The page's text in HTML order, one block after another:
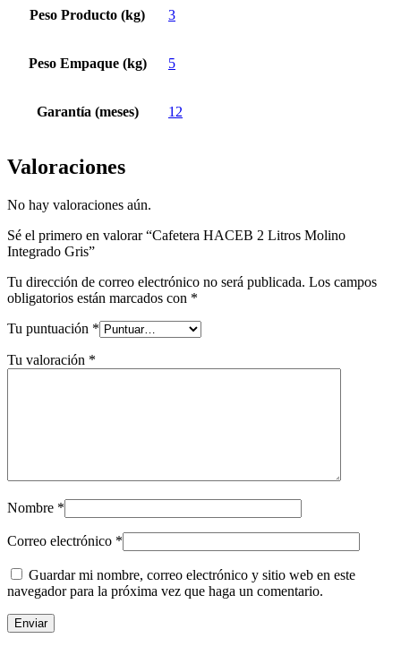
Peso Producto (kg) 3
Peso Empaque (kg) 5
Garantía (meses) 12
Valoraciones
No hay valoraciones aún.
Sé el primero en valorar “Cafetera HACEB 2 Litros Molino
Integrado Gris”
Tu dirección de correo electrónico no será publicada. Los campos
obligatorios están marcados con *
Tu puntuación *
Tu valoración *
Nombre *
Correo electrónico *
Guardar mi nombre, correo electrónico y sitio web en este
navegador para la próxima vez que haga un comentario.